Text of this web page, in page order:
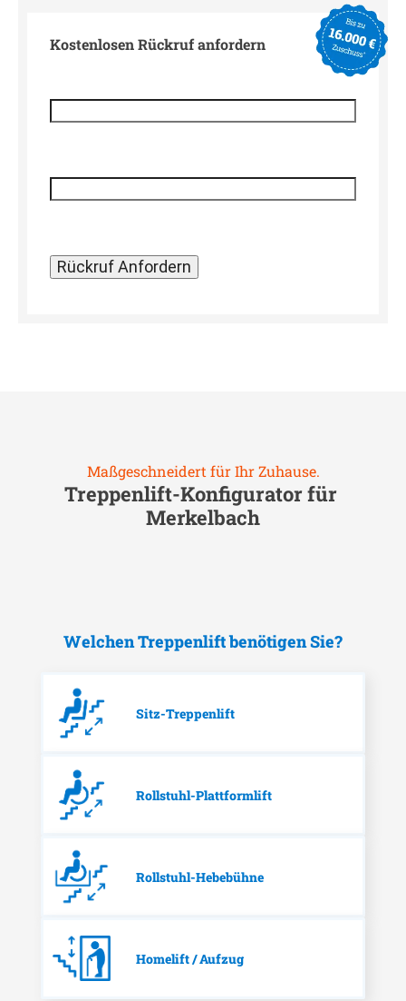
Kostenlosen Rückruf anfordern
Maßgeschneidert für Ihr Zuhause.
Treppenlift-Konfigurator für
Merkelbach
Welchen Treppenlift benötigen Sie?
Sitz-Treppenlift
Rollstuhl-Plattformlift
Rollstuhl-Hebebühne
Homelift / Aufzug